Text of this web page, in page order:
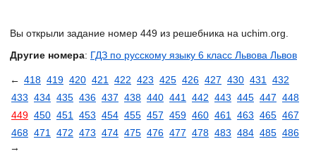
Вы открыли задание номер 449 из решебника на uchim.org.
Другие номера: ГДЗ по русскому языку 6 класс Львова Львов
← 418 419 420 421 422 423 425 426 427 430 431
432
433 434 435 436 437 438 440 441 442 443 445 447 448
449 450 451 453 454 455 457 459 460 461 463 465 467
468 471 472 473 474 475 476 477 478 483 484 485 486
→